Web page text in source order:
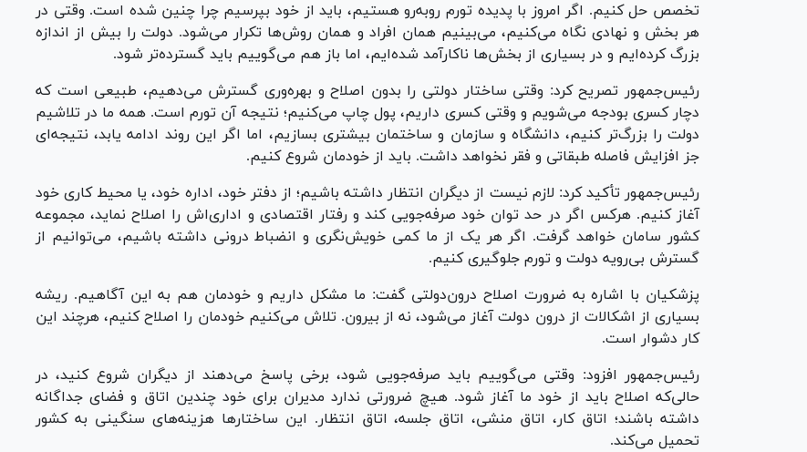
تخصص حل کنیم. اگر امروز با پدیده تورم روبه‌رو هستیم، باید از خود بپرسیم چرا چنین شده است. وقتی در
هر بخش و نهادی نگاه می‌کنیم، می‌بینیم همان افراد و همان روش‌ها تکرار می‌شود. دولت را بیش از اندازه
بزرگ کرده‌ایم و در بسیاری از بخش‌ها ناکارآمد شده‌ایم، اما باز هم می‌گوییم باید گسترده‌تر شود.
رئیس‌جمهور تصریح کرد: وقتی ساختار دولتی را بدون اصلاح و بهره‌وری گسترش می‌دهیم، طبیعی است که
دچار کسری بودجه می‌شویم و وقتی کسری داریم، پول چاپ می‌کنیم؛ نتیجه آن تورم است. همه ما در تلاشیم
دولت را بزرگ‌تر کنیم، دانشگاه و سازمان و ساختمان بیشتری بسازیم، اما اگر این روند ادامه یابد، نتیجه‌ای
جز افزایش فاصله طبقاتی و فقر نخواهد داشت. باید از خودمان شروع کنیم.
رئیس‌جمهور تأکید کرد: لازم نیست از دیگران انتظار داشته باشیم؛ از دفتر خود، اداره خود، یا محیط کاری خود
آغاز کنیم. هرکس اگر در حد توان خود صرفه‌جویی کند و رفتار اقتصادی و اداری‌اش را اصلاح نماید، مجموعه
کشور سامان خواهد گرفت. اگر هر یک از ما کمی خویش‌نگری و انضباط درونی داشته باشیم، می‌توانیم از
گسترش بی‌رویه دولت و تورم جلوگیری کنیم.
پزشکیان با اشاره به ضرورت اصلاح درون‌دولتی گفت: ما مشکل داریم و خودمان هم به این آگاهیم. ریشه
بسیاری از اشکالات از درون دولت آغاز می‌شود، نه از بیرون. تلاش می‌کنیم خودمان را اصلاح کنیم، هرچند این
کار دشوار است.
رئیس‌جمهور افزود: وقتی می‌گوییم باید صرفه‌جویی شود، برخی پاسخ می‌دهند از دیگران شروع کنید، در
حالی‌که اصلاح باید از خود ما آغاز شود. هیچ ضرورتی ندارد مدیران برای خود چندین اتاق و فضای جداگانه
داشته باشند؛ اتاق کار، اتاق منشی، اتاق جلسه، اتاق انتظار. این ساختار‌ها هزینه‌های سنگینی به کشور
تحمیل می‌کند.